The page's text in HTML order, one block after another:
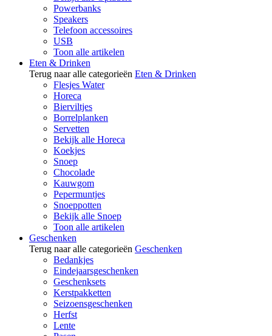
Powerbanks
Speakers
Telefoon accessoires
USB
Toon alle artikelen
Eten & Drinken
Terug naar alle categorieën Eten & Drinken
Flesjes Water
Horeca
Bierviltjes
Borrelplanken
Servetten
Bekijk alle Horeca
Koekjes
Snoep
Chocolade
Kauwgom
Pepermuntjes
Snoeppotten
Bekijk alle Snoep
Toon alle artikelen
Geschenken
Terug naar alle categorieën Geschenken
Bedankjes
Eindejaarsgeschenken
Geschenksets
Kerstpakketten
Seizoensgeschenken
Herfst
Lente